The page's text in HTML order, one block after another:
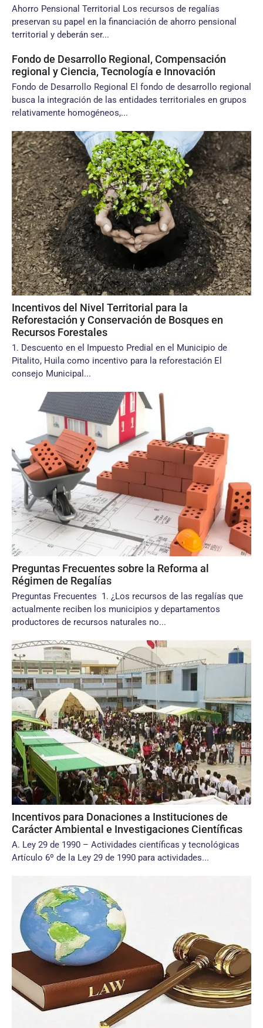
Ahorro Pensional Territorial Los recursos de regalías
preservan su papel en la financiación de ahorro pensional
territorial y deberán ser...
Fondo de Desarrollo Regional, Compensación
regional y Ciencia, Tecnología e Innovación
Fondo de Desarrollo Regional El fondo de desarrollo regional
busca la integración de las entidades territoriales en grupos
relativamente homogéneos,...
Incentivos del Nivel Territorial para la
Reforestación y Conservación de Bosques en
Recursos Forestales
1. Descuento en el Impuesto Predial en el Municipio de
Pitalito, Huila como incentivo para la reforestación El
consejo Municipal...
Preguntas Frecuentes sobre la Reforma al
Régimen de Regalías
Preguntas Frecuentes 1. ¿Los recursos de las regalías que
actualmente reciben los municipios y departamentos
productores de recursos naturales no...
Incentivos para Donaciones a Instituciones de
Carácter Ambiental e Investigaciones Científicas
A. Ley 29 de 1990 – Actividades científicas y tecnológicas
Artículo 6º de la Ley 29 de 1990 para actividades...